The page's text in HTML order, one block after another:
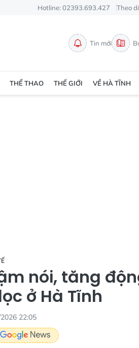
Hotline: 02393.693.427 Theo
Tin mới
THỂ THAO THẾ GIỚI VỀ HÀ TĨNH
nói, tăng
ở Hà Tĩnh
22:05